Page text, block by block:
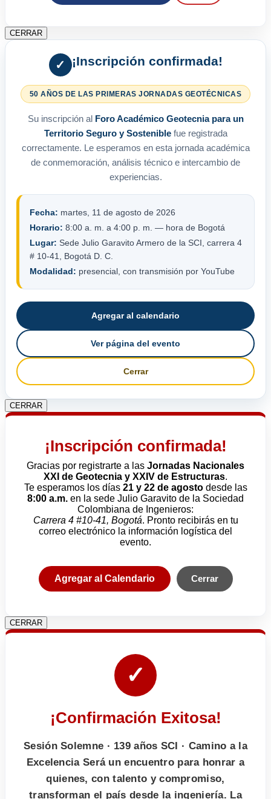
CERRAR
✓ ¡Inscripción confirmada!
50 AÑOS DE LAS PRIMERAS JORNADAS GEOTÉCNICAS
Su inscripción al Foro Académico Geotecnia para un
Territorio Seguro y Sosteniblefue registrada
correctamente. Le esperamos en esta jornada académica
de conmemoración, análisis técnico e intercambio de
experiencias.
Fecha: martes, 11 de agosto de 2026
Horario: 8:00 a. m. a 4:00 p. m. — hora de Bogotá
Lugar: Sede Julio Garavito Armero de la SCI, carrera 4
# 10-41, Bogotá D. C.
Modalidad: presencial, con transmisión por YouTube
Agregar al calendario
Ver página del evento
Cerrar
CERRAR
¡Inscripción confirmada!
Gracias por registrarte a las Jornadas Nacionales
XXI de Geotecnia y XXIV de Estructuras.
Te esperamos los días 21 y 22 de agostodesde las
8:00 a.m. en la sede Julio Garavito de la Sociedad
Colombiana de Ingenieros:
Carrera 4 #10-41, Bogotá. Pronto recibirás en tu
correo electrónico la información logística del
evento.
Agregar al Calendario Cerrar
CERRAR
✓
¡Confirmación Exitosa!
Sesión Solemne · 139 años SCI · Camino a la
Excelencia Será un encuentro para honrar a
quienes, con talento y compromiso,
transforman el país desde la ingeniería. La